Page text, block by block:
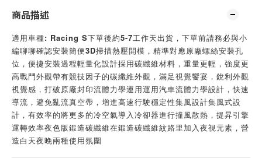
商品描述
適用車種: Racing S下單後約5-7工作天出貨，下單前請務必與小
編聊聊確認安裝簡便3D掃描熱壓開模，精準對應原廠螺絲安裝孔
位，便捷安裝過程輕量化設計採用碳纖維材料，重量更輕，強度更
高戰鬥外觀帶有競技因子的碳纖維外觀，滿足視覺饗宴，銳利外觀
視覺感，打破原廠封印流體力學運用運用汽車流體力學設計，快速
導流，避免亂流真空帶，增進高速行駛穩定性集風設計集風式設
計，有效率的將更多的冷空氣導入冷卻器進行撞風散熱，提昇引擎
運轉效率夜色版鍛造碳纖維在鍛造碳纖維紋路里加入夜視元素，營
造白天夜晚兩種使用氛圍